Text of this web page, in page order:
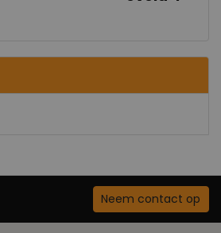
Neem contact op